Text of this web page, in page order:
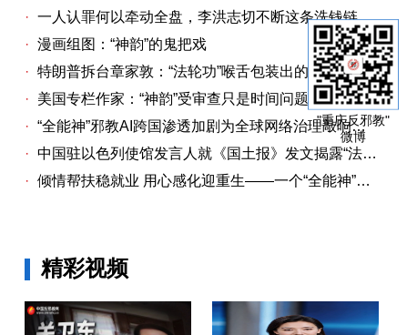
"重庆反邪教"
微博
· 一人认罪何以牵动全盘，李洪志切不断这条洗钱链
· 漫画组图：“神韵”的鬼把戏
· 特朗普拆台章家敦：“法轮功”喉舌包装出的“中国专家”
·
美国专栏作家：“神韵”受审查只是时间问题关卫东认罪牵出与《大纪元时报》资金链条
· “全能神”邪教AI跨国渗透加剧为全球网络治理敲响警钟
· 中国驻以色列使馆发言人就《国土报》发文揭露“法轮功”邪教本质答记者问
· 倾情帮扶稳就业 用心感化迎重生——一个“全能神”人员的重生
精彩视频